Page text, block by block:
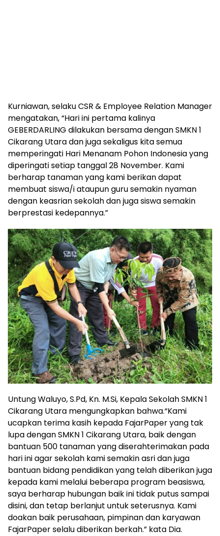
Kurniawan, selaku CSR & Employee Relation Manager
mengatakan, “Hari ini pertama kalinya
GEBERDARLING dilakukan bersama dengan SMKN 1
Cikarang Utara dan juga sekaligus kita semua
memperingati Hari Menanam Pohon Indonesia yang
diperingati setiap tanggal 28 November. Kami
berharap tanaman yang kami berikan dapat
membuat siswa/i ataupun guru semakin nyaman
dengan keasrian sekolah dan juga siswa semakin
berprestasi kedepannya.”
Untung Waluyo, S.Pd, Kn. M.Si, Kepala Sekolah SMKN 1
Cikarang Utara mengungkapkan bahwa.“Kami
ucapkan terima kasih kepada FajarPaper yang tak
lupa dengan SMKN 1 Cikarang Utara, baik dengan
bantuan 500 tanaman yang diserahterimakan pada
hari ini agar sekolah kami semakin asri dan juga
bantuan bidang pendidikan yang telah diberikan juga
kepada kami melalui beberapa program beasiswa,
saya berharap hubungan baik ini tidak putus sampai
disini, dan tetap berlanjut untuk seterusnya. Kami
doakan baik perusahaan, pimpinan dan karyawan
FajarPaper selalu diberikan berkah.” kata Dia.